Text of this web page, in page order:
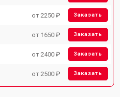
от 2250 ₽ Заказать
от 1650 ₽ Заказать
от 2400 ₽ Заказать
от 2500 ₽ Заказать